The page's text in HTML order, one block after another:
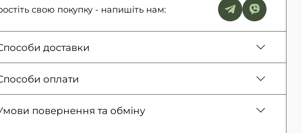
свою покупку - напишіть нам:
доставки
Відправка кожного дня. Післяплата тільки на замовлення від 500
грн
Пошта (кур’єр)
300 грн. / 1-2 дні
оплати
для юридичних осіб, Безготівковий для фізичних
повернення та обміну